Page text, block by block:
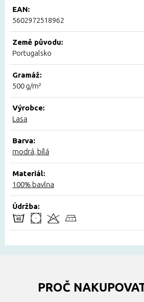
EAN:
5602972518962
Země původu:
Portugalsko
Gramáž:
500 g/m²
Výrobce:
Lasa
Barva:
modrá, bílá
Materiál:
100% bavlna
Údržba:
PROČ